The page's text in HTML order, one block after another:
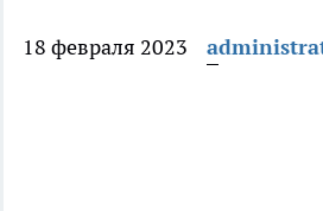
18 февраля 2023